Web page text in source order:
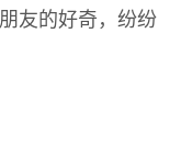
友的好奇，纷纷